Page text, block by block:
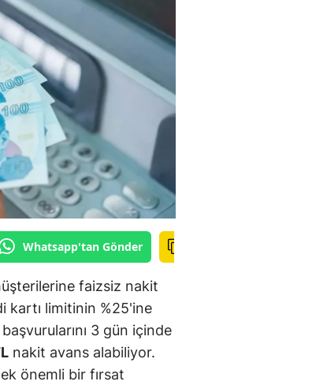
Whatsapp'tan Gönder
faizsiz nakit
kartı limitinin %25'ine
3 gün içinde
nakit avans alabiliyor.
önemli bir fırsat